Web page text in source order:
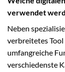
verwendet
Neben
verbreitetes
umfangreiche
verschiedenste